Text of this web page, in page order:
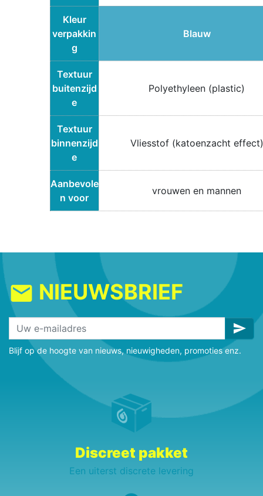
Kleur
verpakkin
g
Blauw
Textuur
buitenzijd
e
Polyethyleen (plastic)
Textuur
binnenzijd
e
Vliesstof (katoenzacht effect)
Aanbevole
n voor
vrouwen en mannen
mail NIEUWSBRIEF
send
Blijf op de hoogte van nieuws, nieuwigheden, promoties enz.
Discreet pakket
Een uiterst discrete levering